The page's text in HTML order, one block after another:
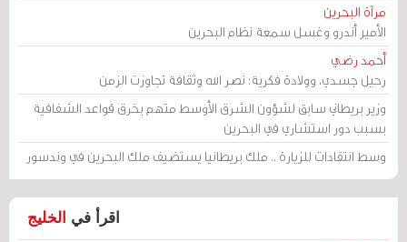
مرآة البحرين
الأمير أندرو وغسل سمعة نظام البحرين
أحمد رضي
رحيل جسدي، وولادة فكرية: نصر الله وثقافة تجاوزت الزمن
وزير بريطاني سابق لشؤون الشرق الأوسط متهم بخرق قواعد الشفافية
بسبب دور استشاري في البحرين
وسط انتقادات للزيارة .. ملك بريطانيا يستضيف ملك البحرين في وندسور
اقرأ في الخليج